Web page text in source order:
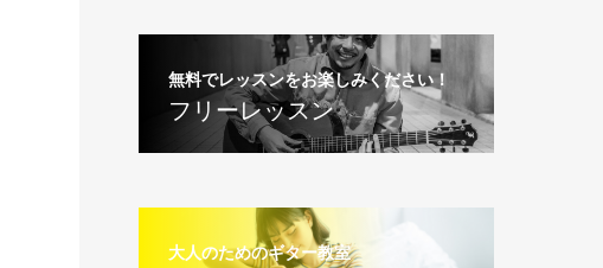
無料でレッスンをお楽しみください！
フリーレッスン
大人のためのギター教室